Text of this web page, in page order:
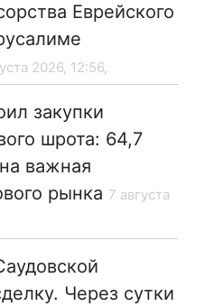
Еврейского
2026, 12:56,
закупки
шрота: 64,7
важная
рынка 7 августа
Через сутки